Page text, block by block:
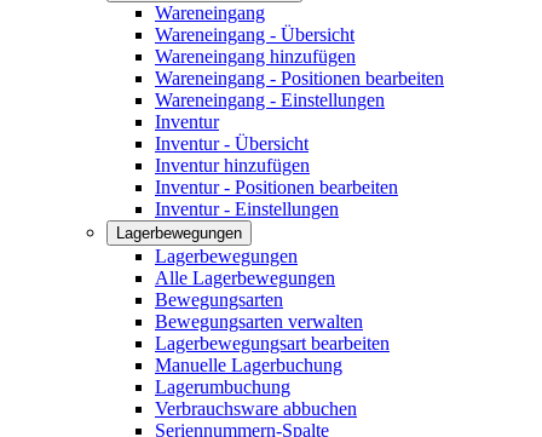
Wareneingang
Wareneingang - Übersicht
Wareneingang hinzufügen
Wareneingang - Positionen bearbeiten
Wareneingang - Einstellungen
Inventur
Inventur - Übersicht
Inventur hinzufügen
Inventur - Positionen bearbeiten
Inventur - Einstellungen
Lagerbewegungen
Lagerbewegungen
Alle Lagerbewegungen
Bewegungsarten
Bewegungsarten verwalten
Lagerbewegungsart bearbeiten
Manuelle Lagerbuchung
Lagerumbuchung
Verbrauchsware abbuchen
Seriennummern-Spalte